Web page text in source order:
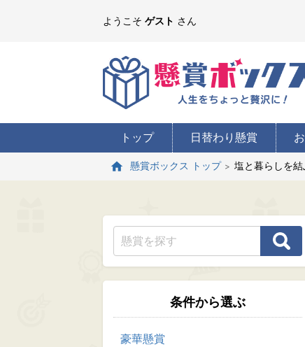
ようこそ ゲスト さん
トップ 日替わり懸賞
懸賞ボックス トップ 塩と暮らしを
条件から選ぶ
豪華懸賞